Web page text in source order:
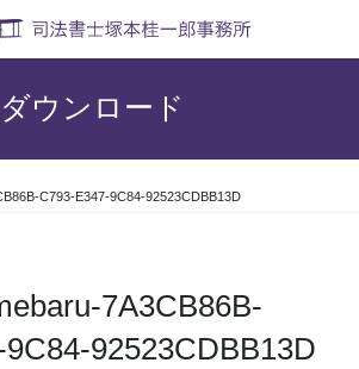
ダウンロード
C793-E347-9C84-92523CDBB13D
7A3CB86B-
92523CDBB13D